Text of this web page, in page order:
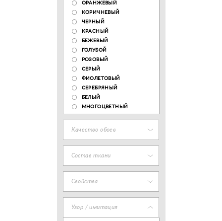
ОРАНЖЕВЫЙ
КОРИЧНЕВЫЙ
ЧЕРНЫЙ
КРАСНЫЙ
БЕЖЕВЫЙ
ГОЛУБОЙ
РОЗОВЫЙ
СЕРЫЙ
ФИОЛЕТОВЫЙ
СЕРЕБРЯНЫЙ
БЕЛЫЙ
МНОГОЦВЕТНЫЙ
Качество обоев
Состав ткани
Свойства
Узор / имитация